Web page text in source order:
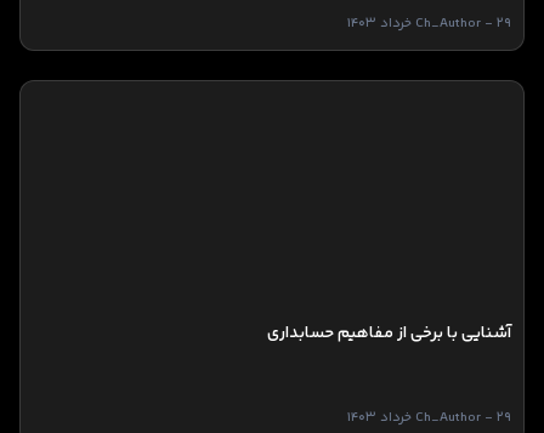
Ch_Author - 29 خرداد 1403
آشنایی با برخی از مفاهیم حسابداری
Ch_Author - 29 خرداد 1403